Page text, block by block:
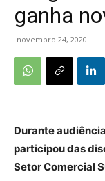
ganha
novembro 24, 2020
Durante
participou das
Setor Comercial